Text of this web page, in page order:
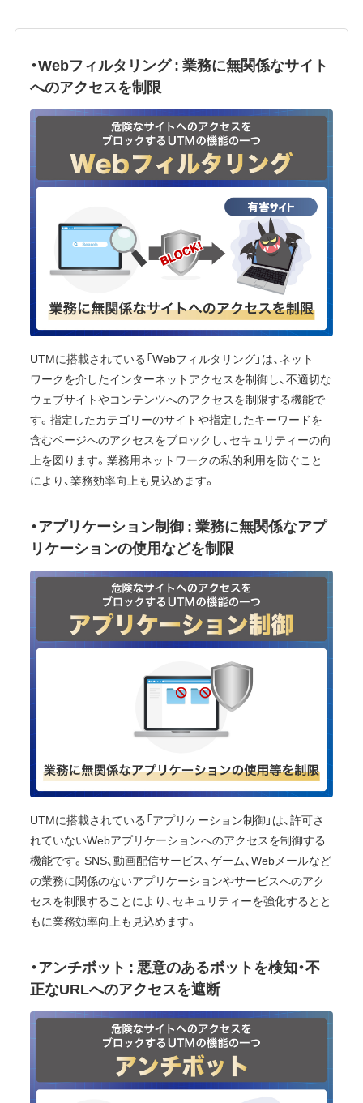
・Webフィルタリング : 業務に無関係なサイト
へのアクセスを制限
UTMに搭載されている「Webフィルタリング」は、ネット
ワークを介したインターネットアクセスを制御し、不適切な
ウェブサイトやコンテンツへのアクセスを制限する機能で
す。指定したカテゴリーのサイトや指定したキーワードを
含むページへのアクセスをブロックし、セキュリティーの向
上を図ります。業務用ネットワークの私的利用を防ぐこと
により、業務効率向上も見込めます。
・アプリケーション制御 : 業務に無関係なアプ
リケーションの使用などを制限
UTMに搭載されている「アプリケーション制御」は、許可さ
れていないWebアプリケーションへのアクセスを制御する
機能です。SNS、動画配信サービス、ゲーム、Webメールなど
の業務に関係のないアプリケーションやサービスへのアク
セスを制限することにより、セキュリティーを強化するとと
もに業務効率向上も見込めます。
・アンチボット : 悪意のあるボットを検知・不
正なURLへのアクセスを遮断